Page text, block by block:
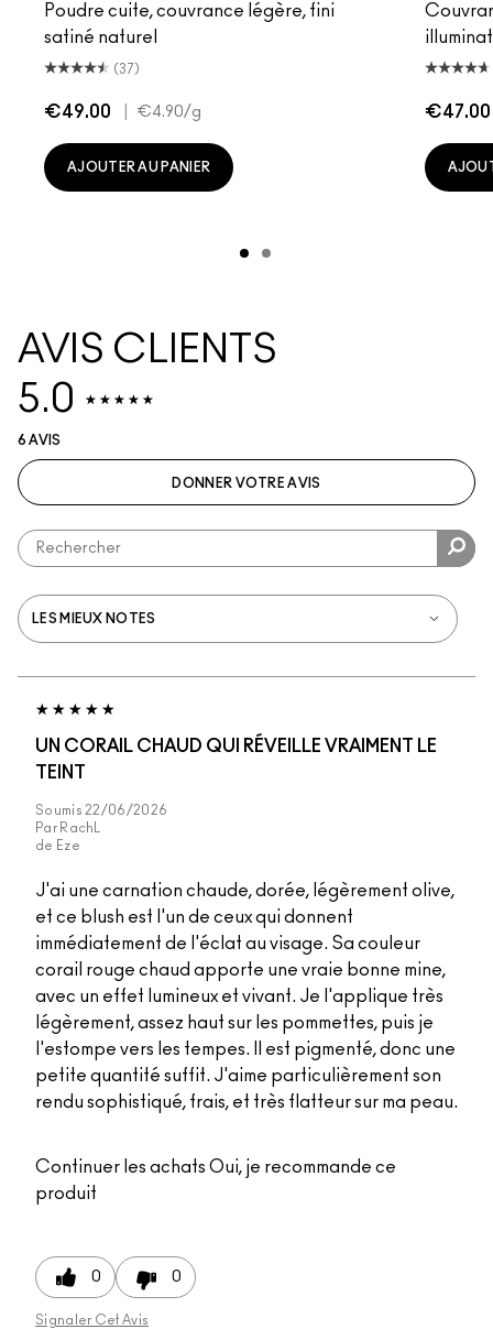
Poudre cuite, couvrance légère, fini
satiné naturel
(37)
€49.00 €4.90/g
AJOUTER AU PANIER
€47.00
AVIS CLIENTS
5.0
6 AVIS
DONNER VOTRE AVIS
UN CORAIL CHAUD QUI RÉVEILLE VRAIMENT LE
TEINT
Soumis 22/06/2026
Par RachL
de Eze
J'ai une carnation chaude, dorée, légèrement olive,
et ce blush est l'un de ceux qui donnent
immédiatement de l'éclat au visage. Sa couleur
corail rouge chaud apporte une vraie bonne mine,
avec un effet lumineux et vivant. Je l'applique très
légèrement, assez haut sur les pommettes, puis je
l'estompe vers les tempes. Il est pigmenté, donc une
petite quantité suffit. J'aime particulièrement son
rendu sophistiqué, frais, et très flatteur sur ma peau.
Continuer les achats Oui, je recommande ce
produit
0 0
Signaler Cet Avis